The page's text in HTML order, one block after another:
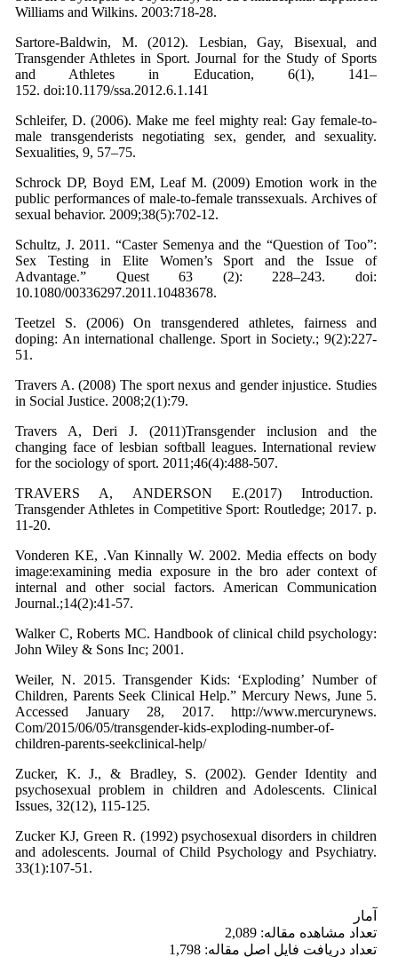
Williams and Wilkins. 2003:718-28.
Sartore-Baldwin, M. (2012). Lesbian, Gay, Bisexual, and
Transgender Athletes in Sport. Journal for the Study of Sports
and Athletes in Education, 6(1), 141–
152. doi:10.1179/ssa.2012.6.1.141
Schleifer, D. (2006). Make me feel mighty real: Gay female-to-
male transgenderists negotiating sex, gender, and sexuality.
Sexualities, 9, 57–75.
Schrock DP, Boyd EM, Leaf M. (2009) Emotion work in the
public performances of male-to-female transsexuals. Archives of
sexual behavior. 2009;38(5):702-12.
Schultz, J. 2011. “Caster Semenya and the “Question of Too”:
Sex Testing in Elite Women’s Sport and the Issue of
Advantage.” Quest 63 (2): 228–243. doi:
10.1080/00336297.2011.10483678.
Teetzel S. (2006) On transgendered athletes, fairness and
doping: An international challenge. Sport in Society.; 9(2):227-
51.
Travers A. (2008) The sport nexus and gender injustice. Studies
in Social Justice. 2008;2(1):79.
Travers A, Deri J. (2011)Transgender inclusion and the
changing face of lesbian softball leagues. International review
for the sociology of sport. 2011;46(4):488-507.
TRAVERS A, ANDERSON E.(2017) Introduction.
Transgender Athletes in Competitive Sport: Routledge; 2017. p.
11-20.
Vonderen KE, .Van Kinnally W. 2002. Media effects on body
image:examining media exposure in the bro ader context of
internal and other social factors. American Communication
Journal.;14(2):41-57.
Walker C, Roberts MC. Handbook of clinical child psychology:
John Wiley & Sons Inc; 2001.
Weiler, N. 2015. Transgender Kids: ‘Exploding’ Number of
Children, Parents Seek Clinical Help.” Mercury News, June 5.
Accessed January 28, 2017. http://www.mercurynews.
Com/2015/06/05/transgender-kids-exploding-number-of-
children-parents-seekclinical-help/
Zucker, K. J., & Bradley, S. (2002). Gender Identity and
psychosexual problem in children and Adolescents. Clinical
Issues, 32(12), 115-125.
Zucker KJ, Green R. (1992) psychosexual disorders in children
and adolescents. Journal of Child Psychology and Psychiatry.
33(1):107-51.
آمار
تعداد مشاهده مقاله: 2,089
تعداد دریافت فایل اصل مقاله: 1,798